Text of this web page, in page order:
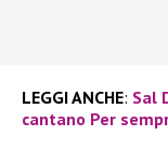
LEGGI ANCHE: Sal
cantano Per